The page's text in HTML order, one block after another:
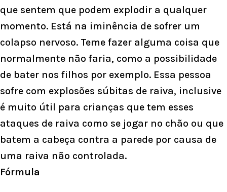
que sentem que podem explodir a qualquer
momento. Está na iminência de sofrer um
colapso nervoso. Teme fazer alguma coisa que
normalmente não faria, como a possibilidade
de bater nos filhos por exemplo. Essa pessoa
sofre com explosões súbitas de raiva, inclusive
é muito útil para crianças que tem esses
ataques de raiva como se jogar no chão ou que
batem a cabeça contra a parede por causa de
uma raiva não controlada.
Fórmula